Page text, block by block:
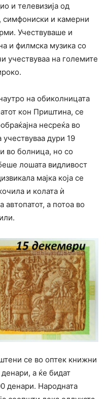
и телевизија од
симфониски и камерни
Учествуваше и
и филмска музика со
учествуваа на големите
на обиколницата
кон Приштина, се
несреќа во
дури 19
во болница, но со
лошата видливост
мајка која се
и колата ѝ
автопатот, а потоа во
се во оптек книжни
а ќе бидат
денари. Народната